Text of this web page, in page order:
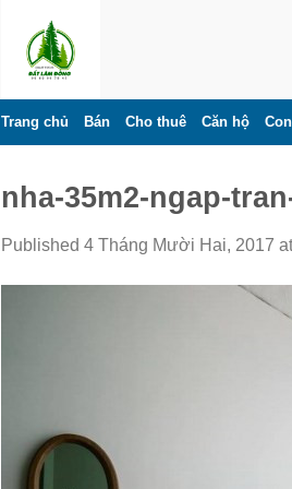
Trang chủ Bán Cho thuê Căn hộ
nha-35m2-ngap-
Published 4 Tháng Mười Hai, 2017